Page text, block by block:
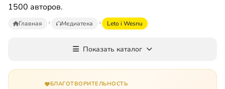
1500 авторов.
Главная Медиатека Leto i Wesnu
Показать каталог
БЛАГОТВОРИТЕЛЬНОСТЬ